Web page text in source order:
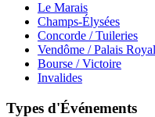
Le Marais
Champs-Élysées
Concorde / Tuileries
Vendôme / Palais Royal
Bourse / Victoire
Invalides
Types d'Événements